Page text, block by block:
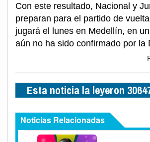
Con este resultado, Nacional y
preparan para el partido de
jugará el lunes en Medellín, en
aún no ha sido confirmado por la
Esta noticia la leyeron
Noticias Relacionadas